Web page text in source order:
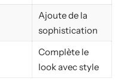
Ajoute de la
sophistication
Complète le
look avec style